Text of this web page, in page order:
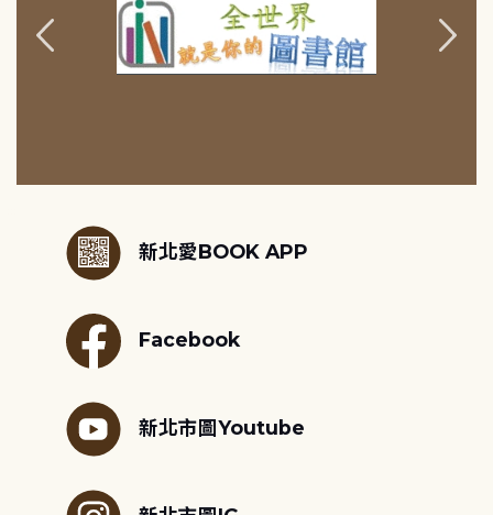
新北愛BOOK APP
Facebook
新北市圖Youtube